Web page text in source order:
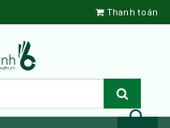
Thanh toán